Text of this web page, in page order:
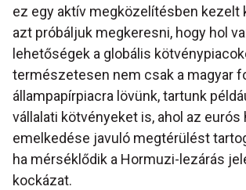
ez egy aktív megközelítésben kezelt
azt próbáljuk megkeresni, hogy hol
lehetőségek a globális
természetesen nem csak a magyar
állampapírpiacra lövünk, tartunk
vállalati kötvényeket is, ahol az eurós
emelkedése javuló megtérülést
ha mérséklődik a Hormuzi-lezárás
kockázat.